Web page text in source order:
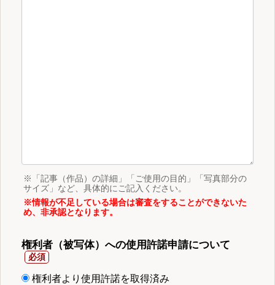
※「記事（作品）の詳細」「ご使用の目的」「写真部分の
サイズ」など、具体的にご記入ください。
※情報が不足している場合は審査をすることができないた
め、非承認となります。
権利者（被写体）への使用許諾申請について
権利者より使用許諾を取得済み